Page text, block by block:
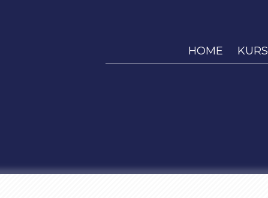
HOME KURS